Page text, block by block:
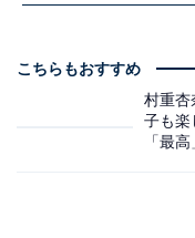
こちらもおすすめ
村重杏
子も楽
「最